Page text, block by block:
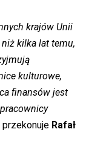
krajów Unii
kilka lat temu,
kulturowe,
finansów jest
przekonuje Rafał